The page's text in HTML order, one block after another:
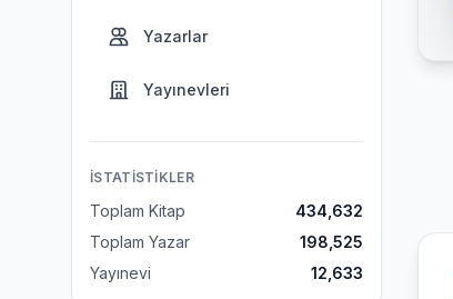
Yazarlar
Yayınevleri
İSTATISTIKLER
Toplam Kitap
434,632
Toplam Yazar
198,525
Yayınevi
12,633